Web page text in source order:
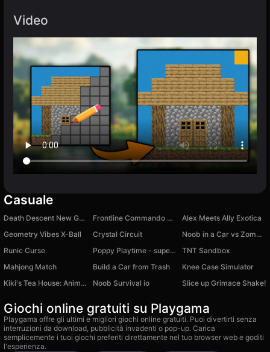
Video
Casuale
Death Descent New Gear Frontline Commando Shooting: Gun Games
Alex Meets Ally Exotica
Geometry Vibes X-Ball
Crystal Circuit
Noob in a Car vs Zombies
Runic Curse
Poppy Playtime - super puzzle
TNT Sandbox
Mahjong Match
Build a Car from Trash
Knee Case Simulator
Kiki's Tea House: Animal Cafe
Noob Survival io Slice up Grimace Shake!
Giochi online gratuiti su Playgama
Playgama offre gli ultimi e migliori giochi online gratuiti. Puoi divertirti senza
interruzioni da download, pubblicità invadenti o pop-up. Carica
semplicemente i tuoi giochi preferiti direttamente nel tuo browser web e goditi
l'esperienza.